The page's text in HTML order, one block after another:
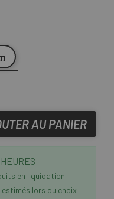
AU PANIER
en liquidation.
lors du choix